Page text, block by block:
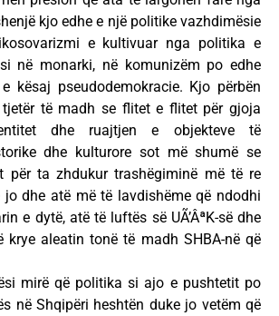
kjo edhe e një politike vazhdimësie
e kultivuar nga politika e
në monarki, në komunizëm po edhe
kësaj pseudodemokracie. Kjo përbën
të madh se flitet e flitet për gjoja
dhe ruajtjen e objekteve të
dhe kulturore sot më shumë se
për ta zhdukur trashëgiminë më të re
dhe atë më të lavdishëme që ndodhi
e dytë, atë të luftës së UÃ’ÂªK-së dhe
krye aleatin tonë të madh SHBA-në që
mirë që politika si ajo e pushtetit po
në Shqipëri heshtën duke jo vetëm që